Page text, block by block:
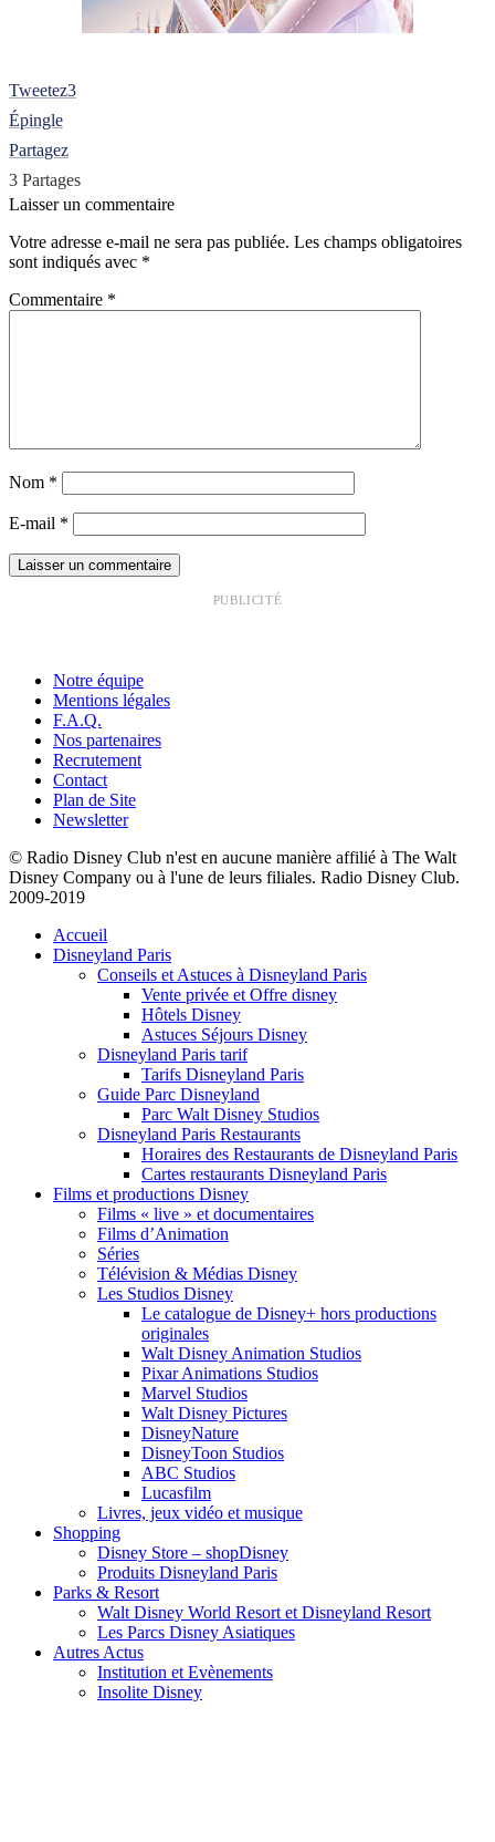
Tweetez3
Épingle
Partagez
3 Partages
Laisser un commentaire
Votre adresse e-mail ne sera pas publiée. Les champs obligatoires
sont indiqués avec *
Commentaire *
Nom *
E-mail *
PUBLICITÉ
Notre équipe
Mentions légales
F.A.Q.
Nos partenaires
Recrutement
Contact
Plan de Site
Newsletter
© Radio Disney Club n'est en aucune manière affilié à The Walt
Disney Company ou à l'une de leurs filiales. Radio Disney Club.
2009-2019
Accueil
Disneyland Paris
Conseils et Astuces à Disneyland Paris
Vente privée et Offre disney
Hôtels Disney
Astuces Séjours Disney
Disneyland Paris tarif
Tarifs Disneyland Paris
Guide Parc Disneyland
Parc Walt Disney Studios
Disneyland Paris Restaurants
Horaires des Restaurants de Disneyland Paris
Cartes restaurants Disneyland Paris
Films et productions Disney
Films « live » et documentaires
Films d’Animation
Séries
Télévision & Médias Disney
Les Studios Disney
Le catalogue de Disney+ hors productions
originales
Walt Disney Animation Studios
Pixar Animations Studios
Marvel Studios
Walt Disney Pictures
DisneyNature
DisneyToon Studios
ABC Studios
Lucasfilm
Livres, jeux vidéo et musique
Shopping
Disney Store – shopDisney
Produits Disneyland Paris
Parks & Resort
Walt Disney World Resort et Disneyland Resort
Les Parcs Disney Asiatiques
Autres Actus
Institution et Evènements
Insolite Disney